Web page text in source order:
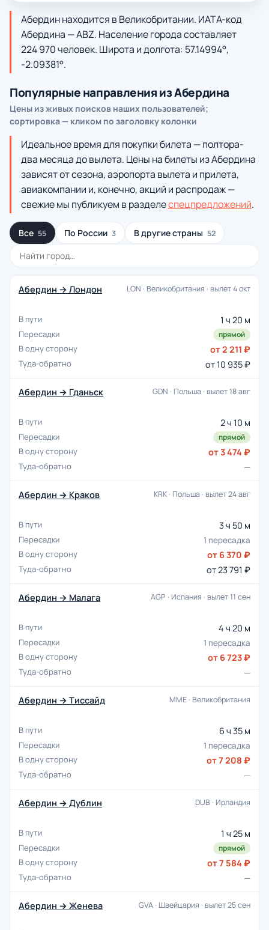
Абердин находится в Великобритании. ИАТА-код
Абердина — ABZ. Население города составляет
224 970 человек. Широта и долгота: 57.14994°,
-2.09381°.
Популярные направления из Абердина
Цены из живых поисков наших пользователей;
сортировка — кликом по заголовку колонки
Идеальное время для покупки билета — полтора-
два месяца до вылета. Цены на билеты из Абердина
зависят от сезона, аэропорта вылета и прилета,
авиакомпании и, конечно, акций и распродаж —
свежие мы публикуем в разделеспецпредложений.
Все 55 По России 3 В другие страны 52
Абердин → Лондон LON · Великобритания · вылет 4 окт
1 ч 20 м
прямой
от 2 211 ₽
от 10 935 ₽
Абердин → Гданьск GDN · Польша · вылет 18 авг
2 ч 10 м
прямой
от 3 474 ₽
—
Абердин → Краков KRK · Польша · вылет 24 авг
3 ч 50 м
1 пересадка
от 6 370 ₽
от 23 791 ₽
Абердин → Малага AGP · Испания · вылет 11 сен
4 ч 20 м
1 пересадка
от 6 723 ₽
—
Абердин → Тиссайд MME · Великобритания
6 ч 35 м
1 пересадка
от 7 208 ₽
—
Абердин → Дублин DUB · Ирландия
1 ч 25 м
прямой
от 7 584 ₽
—
Абердин → Женева GVA · Швейцария · вылет 25 сен